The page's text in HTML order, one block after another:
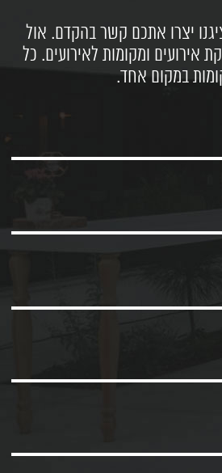
יצרו אתכם קשר בהקדם. אול
אירועים ומקומות לאירועים. כל
במקום אחד.